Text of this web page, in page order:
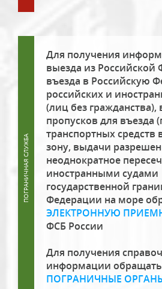
Для получения
выезда из Российской
въезда в Российскую
российских и
(лиц без гражданства),
пропусков для въезда
транспортных средств
зону, выдачи
неоднократное
иностранными судами
государственной
Федерации на море
ЭЛЕКТРОННУЮ
ФСБ России
Для получения
информации
ПОГРАНИЧНЫЕ